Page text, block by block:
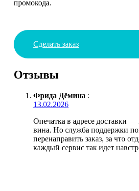
промокода.
Сделать заказ
Отзывы
Фрида Дёмина :
13.02.2026
Опечатка в адресе доставки
вина. Но служба поддержки
перенаправить заказ, за что
каждый сервис так идет